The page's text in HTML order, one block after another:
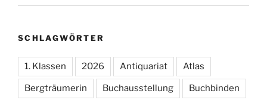
SCHLAGWÖRTER
1. Klassen 2026 Antiquariat Atlas
Bergträumerin Buchausstellung Buchbinden